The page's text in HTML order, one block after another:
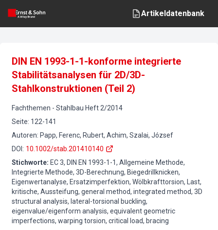
Artikeldatenbank
DIN EN 1993-1-1-konforme integrierte
Stabilitätsanalysen für 2D/3D-
Stahlkonstruktionen (Teil 2)
Fachthemen - Stahlbau Heft 2/2014
Seite: 122-141
Autoren: Papp, Ferenc, Rubert, Achim, Szalai, József
DOI : 10.1002/stab.201410140
Stichworte: EC 3, DIN EN 1993-1-1, Allgemeine Methode,
Integrierte Methode, 3D-Berechnung, Biegedrillknicken,
Eigenwertanalyse, Ersatzimperfektion, Wölbkrafttorsion, Last,
kritische, Aussteifung, general method, integrated method, 3D
structural analysis, lateral-torsional buckling,
eigenvalue/eigenform analysis, equivalent geometric
imperfections, warping torsion, critical load, bracing